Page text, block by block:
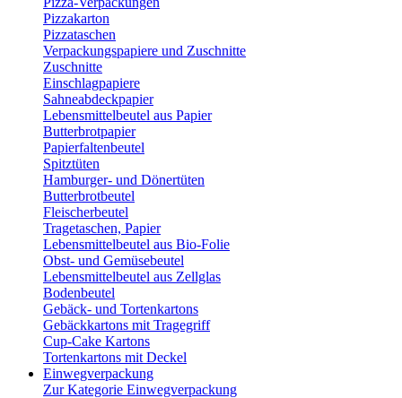
Pizzakarton
Pizzataschen
Verpackungspapiere und Zuschnitte
Zuschnitte
Einschlagpapiere
Sahneabdeckpapier
Lebensmittelbeutel aus Papier
Butterbrotpapier
Papierfaltenbeutel
Spitztüten
Hamburger- und Dönertüten
Butterbrotbeutel
Fleischerbeutel
Tragetaschen, Papier
Lebensmittelbeutel aus Bio-Folie
Obst- und Gemüsebeutel
Lebensmittelbeutel aus Zellglas
Bodenbeutel
Gebäck- und Tortenkartons
Gebäckkartons mit Tragegriff
Cup-Cake Kartons
Tortenkartons mit Deckel
Einwegverpackung
Zur Kategorie Einwegverpackung